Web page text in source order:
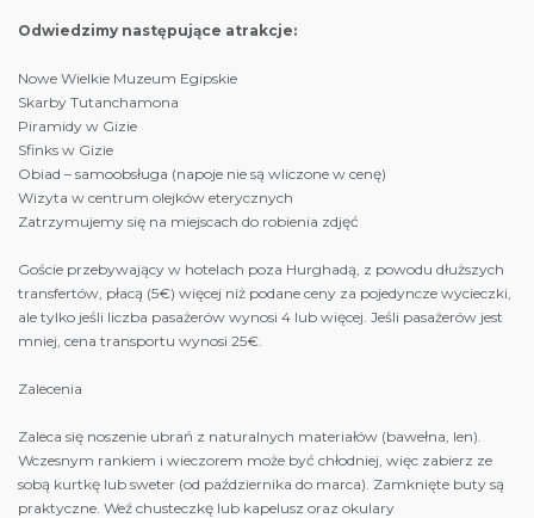
Odwiedzimy następujące atrakcje:
Nowe Wielkie Muzeum Egipskie
Skarby Tutanchamona
Piramidy w Gizie
Sfinks w Gizie
Obiad – samoobsługa (napoje nie są wliczone w cenę)
Wizyta w centrum olejków eterycznych
Zatrzymujemy się na miejscach do robienia zdjęć
Goście przebywający w hotelach poza Hurghadą, z powodu dłuższych
transfertów, płacą (5€) więcej niż podane ceny za pojedyncze wycieczki,
ale tylko jeśli liczba pasażerów wynosi 4 lub więcej. Jeśli pasażerów jest
mniej, cena transportu wynosi 25€.
Zalecenia
Zaleca się noszenie ubrań z naturalnych materiałów (bawełna, len).
Wczesnym rankiem i wieczorem może być chłodniej, więc zabierz ze
sobą kurtkę lub sweter (od października do marca). Zamknięte buty są
praktyczne. Weź chusteczkę lub kapelusz oraz okulary